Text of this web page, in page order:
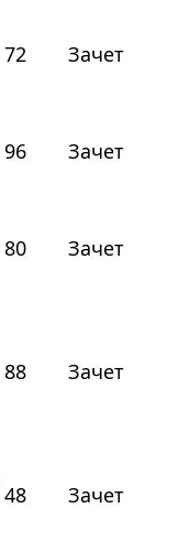
72 Зачет
96 Зачет
80 Зачет
88 Зачет
48 Зачет